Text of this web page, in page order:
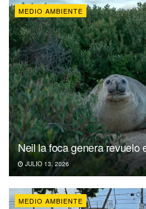
MEDIO AMBIENTE
Neil la foca genera revuelo
JULIO 13, 2026
MEDIO AMBIENTE